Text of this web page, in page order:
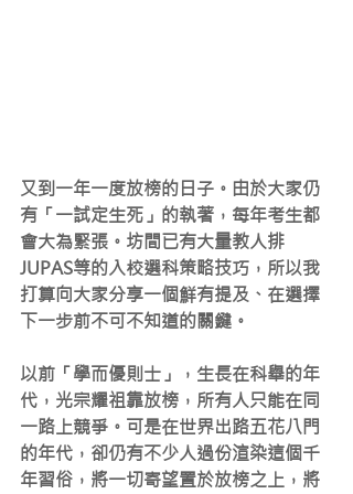
又到一年一度放榜的日子。由於大家仍
有「一試定生死」的執著，每年考生都
會大為緊張。坊間已有大量教人排
JUPAS等的入校選科策略技巧，所以我
打算向大家分享一個鮮有提及、在選擇
下一步前不可不知道的關鍵。
以前「學而優則士」，生長在科舉的年
代，光宗耀祖靠放榜，所有人只能在同
一路上競爭。可是在世界出路五花八門
的年代，卻仍有不少人過份渲染這個千
年習俗，將一切寄望置於放榜之上，將